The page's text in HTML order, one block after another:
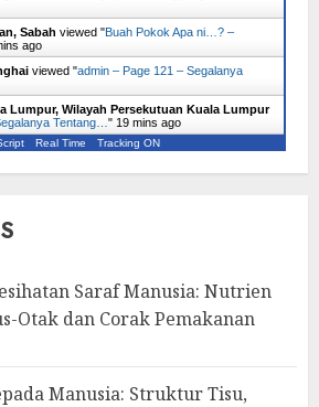
Sabah viewed "Buah Pokok Apa ni…? –
ago
viewed "admin – Page 121 – Segalanya
Lumpur, Wilayah Persekutuan Kuala Lumpur
Tentang… " 19 mins ago
Real Time Tracking ON
Saraf Manusia: Nutrien
Otak dan Corak Pemakanan
Manusia: Struktur Tisu,